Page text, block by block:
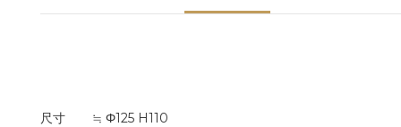
尺寸 ≒ Φ125 H110